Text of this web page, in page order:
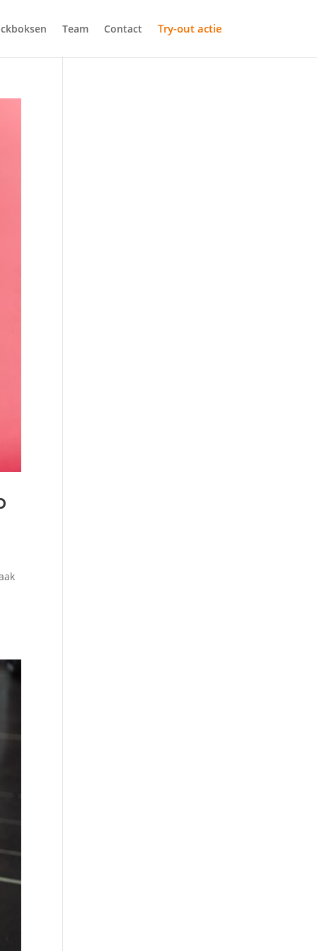
Team Contact Try-out actie